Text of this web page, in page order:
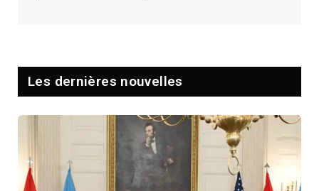
Les dernières nouvelles